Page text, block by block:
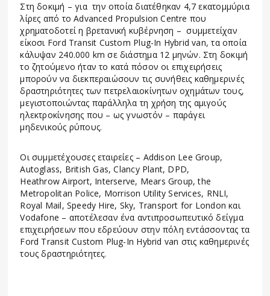
Στη δοκιμή – για την οποία διατέθηκαν 4,7 εκατομμύρια
λίρες από το Advanced Propulsion Centre που
χρηματοδοτεί η βρετανική κυβέρνηση – συμμετείχαν
είκοσι Ford Transit Custom Plug-In Hybrid van, τα οποία
κάλυψαν 240.000 km σε διάστημα 12 μηνών. Στη δοκιμή
το ζητούμενο ήταν το κατά πόσον οι επιχειρήσεις
μπορούν να διεκπεραιώσουν τις συνήθεις καθημερινές
δραστηριότητες των πετρελαιοκίνητων οχημάτων τους,
μεγιστοποιώντας παράλληλα τη χρήση της αμιγούς
ηλεκτροκίνησης που – ως γνωστόν – παράγει
μηδενικούς ρύπους.
Οι συμμετέχουσες εταιρείες – Addison Lee Group,
Autoglass, British Gas, Clancy Plant, DPD,
Heathrow Airport, Interserve, Mears Group, the
Metropolitan Police, Morrison Utility Services, RNLI,
Royal Mail, Speedy Hire, Sky, Transport for London και
Vodafone – αποτέλεσαν ένα αντιπροσωπευτικό δείγμα
επιχειρήσεων που εδρεύουν στην πόλη εντάσσοντας τα
Ford Transit Custom Plug-In Hybrid van στις καθημερινές
τους δραστηριότητες.